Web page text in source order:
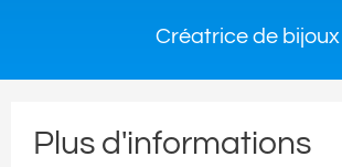
Créatrice de bijoux
Plus d'informations